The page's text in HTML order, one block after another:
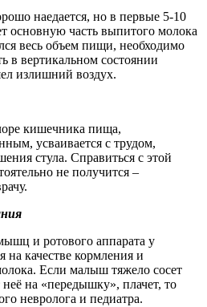
наедается, но в первые 5-10
основную часть выпитого молока
весь объем пищи, необходимо
в вертикальном состоянии
излишний воздух.
кишечника пища,
усваивается с трудом,
стула. Справиться с этой
не получится –
и ротового аппарата у
на качестве кормления и
Если малыш тяжело сосет
неё на «передышку», плачет, то
невролога и педиатра.